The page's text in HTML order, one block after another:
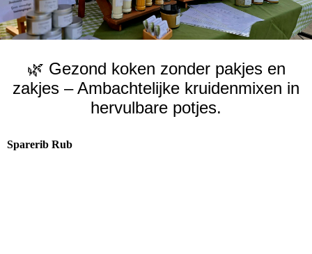
🌿 Gezond koken zonder pakjes en
zakjes – Ambachtelijke kruidenmixen in
hervulbare potjes.
Sparerib Rub